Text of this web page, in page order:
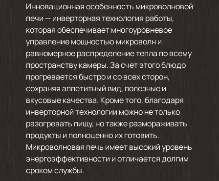
Инновационная особенность микроволновой
печи — инверторная технология работы,
которая обеспечивает многоуровневое
управление мощностью микроволн и
равномерное распределение тепла по всему
пространству камеры. За счет этого блюдо
прогревается быстро и со всех сторон,
сохраняя аппетитный вид, полезные и
вкусовые качества. Кроме того, благодаря
инверторной технологии можно не только
разогревать пищу, но также размораживать
продукты и полноценно их готовить.
Микроволновая печь имеет высокий уровень
энергоэффективности и отличается долгим
сроком службы.